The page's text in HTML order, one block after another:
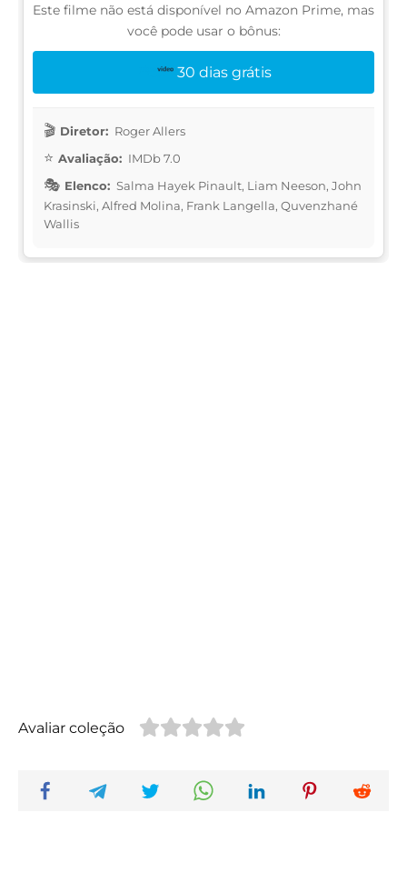
Este filme não está disponível no Amazon Prime, mas
você pode usar o bônus:
30 dias grátis
Diretor: Roger Allers
Avaliação: IMDb 7.0
Elenco: Salma Hayek Pinault, Liam Neeson, John
Krasinski, Alfred Molina, Frank Langella, Quvenzhané
Wallis
Avaliar coleção